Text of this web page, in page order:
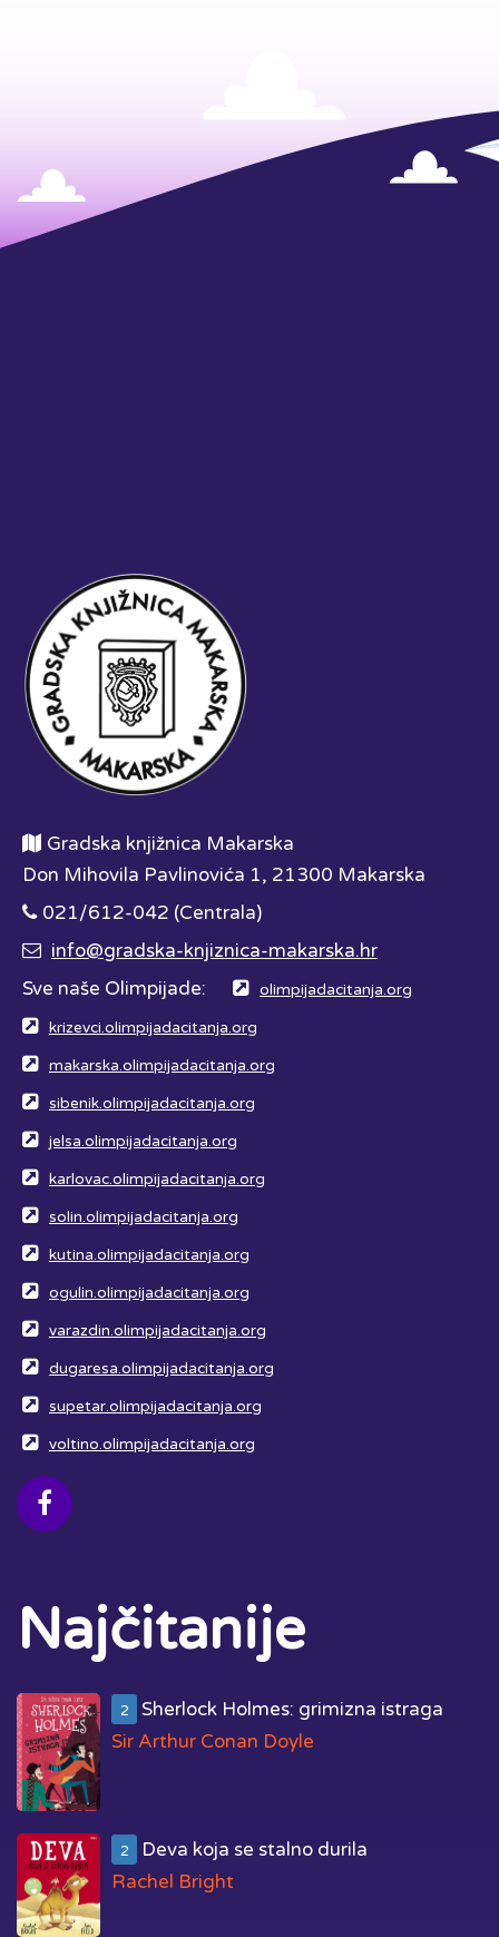
Gradska knjižnica Makarska
Don Mihovila Pavlinovića 1, 21300 Makarska
021/612-042 (Centrala)
info@gradska-knjiznica-makarska.hr
Sve naše Olimpijade:
olimpijadacitanja.org
krizevci.olimpijadacitanja.org
makarska.olimpijadacitanja.org
sibenik.olimpijadacitanja.org
jelsa.olimpijadacitanja.org
karlovac.olimpijadacitanja.org
solin.olimpijadacitanja.org
kutina.olimpijadacitanja.org
ogulin.olimpijadacitanja.org
varazdin.olimpijadacitanja.org
dugaresa.olimpijadacitanja.org
supetar.olimpijadacitanja.org
voltino.olimpijadacitanja.org
Najčitanije
2
Sherlock Holmes: grimizna istraga
Sir Arthur Conan Doyle
2
Deva koja se stalno durila
Rachel Bright